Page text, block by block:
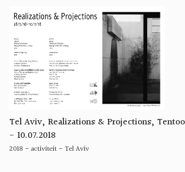
Tel Aviv, Realizations & Projections,
- 10.07.2018
2018 - activiteit - Tel Aviv